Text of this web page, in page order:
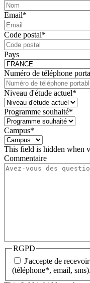
Email*
Code postal*
Pays
Numéro de téléphone
Niveau d'étude actuel*
Programme souhaité*
Campus*
This field is hidden when
Commentaire
RGPD
J'accepte de
(téléphone*, email, sms).